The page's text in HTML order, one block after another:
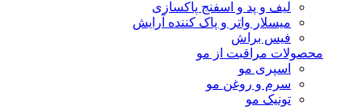
لیف و پد و اسفنج پاکسازی
میسلار واتر و پاک کننده آرایش
فیس براش
محصولات مراقبت از مو
اسپری مو
سرم و روغن مو
تونیک مو